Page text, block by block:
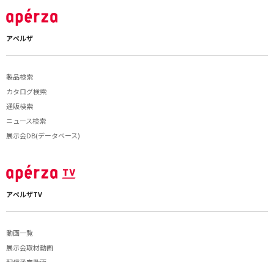
アペルザ
製品検索
カタログ検索
通販検索
ニュース検索
展示会DB(データベース)
アペルザTV
動画一覧
展示会取材動画